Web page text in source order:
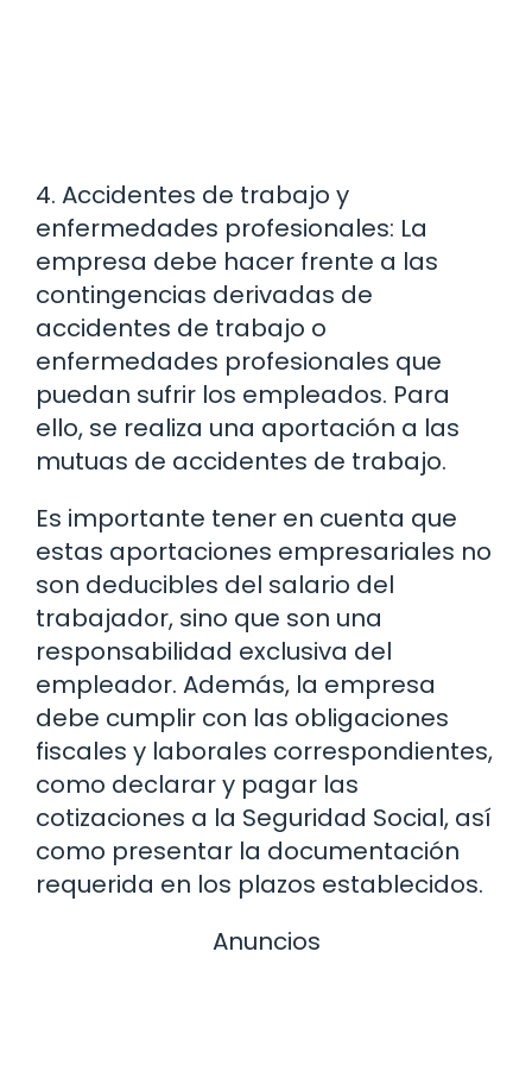
4. Accidentes de trabajo y
enfermedades profesionales: La
empresa debe hacer frente a las
contingencias derivadas de
accidentes de trabajo o
enfermedades profesionales que
puedan sufrir los empleados. Para
ello, se realiza una aportación a las
mutuas de accidentes de trabajo.
Es importante tener en cuenta que
estas aportaciones empresariales no
son deducibles del salario del
trabajador, sino que son una
responsabilidad exclusiva del
empleador. Además, la empresa
debe cumplir con las obligaciones
fiscales y laborales correspondientes,
como declarar y pagar las
cotizaciones a la Seguridad Social, así
como presentar la documentación
requerida en los plazos establecidos.
Anuncios